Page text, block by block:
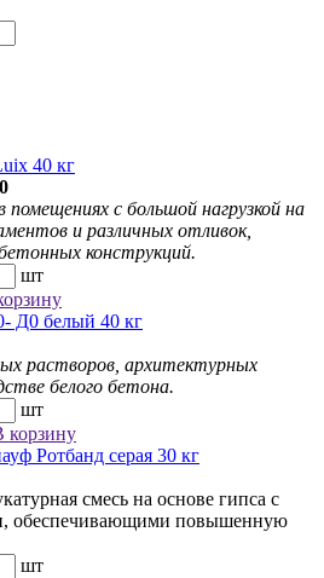
40 кг
с большой нагрузкой на
и различных отливок,
конструкций.
шт
Д0 белый 40 кг
растворов , архитектурных
белого бетона.
шт
корзину
Ротбанд серая 30 кг
смесь на основе гипса с
обеспечивающими повышенную
шт